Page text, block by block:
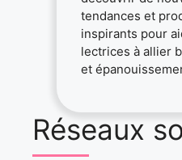
tendances et
inspirants pour
lectrices à allier
et
Réseaux